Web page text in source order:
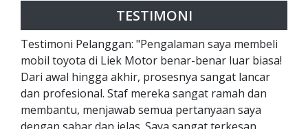
TESTIMONI
Testimoni Pelanggan: "Pengalaman saya membeli
mobil toyota di Liek Motor benar-benar luar biasa!
Dari awal hingga akhir, prosesnya sangat lancar
dan profesional. Staf mereka sangat ramah dan
membantu, menjawab semua pertanyaan saya